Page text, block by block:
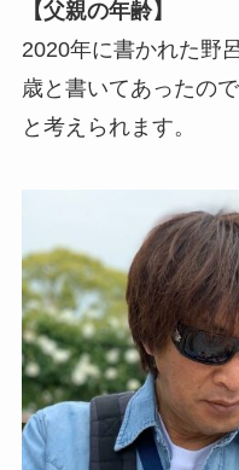
【父親の年齢】
2020年に書かれた野
歳と書いてあったの
と考えられます。